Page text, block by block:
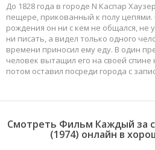
До 1828 года в городе N Каспар
пещере, прикованный к полу цепями.
рождения он ни с кем не общался, не
ни писать, а видел только одного
времени приносил ему еду. В один
человек вытащил его на своей спине
потом оставил посреди города с
Смотреть Фильм Каждый за
(1974) онлайн в